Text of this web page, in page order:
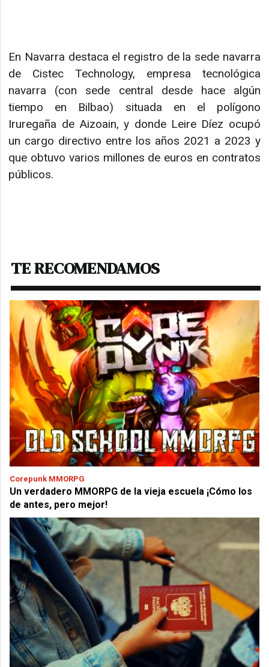
En Navarra destaca el registro de la sede navarra
de Cistec Technology, empresa tecnológica
navarra (con sede central desde hace algún
tiempo en Bilbao) situada en el polígono
Iruregaña de Aizoain, y donde Leire Díez ocupó
un cargo directivo entre los años 2021 a 2023 y
que obtuvo varios millones de euros en contratos
públicos.
TE RECOMENDAMOS
Corepunk MMORPG
Un verdadero MMORPG de la vieja escuela ¡Cómo los
de antes, pero mejor!